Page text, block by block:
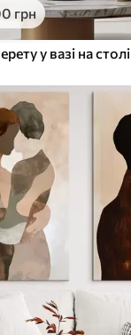
кольори
без запаху
полотна
грн
у вазі на столі